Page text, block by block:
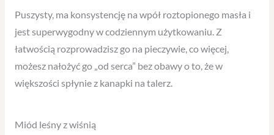
Puszysty, ma konsystencję na wpół roztopionego masła i
jest superwygodny w codziennym użytkowaniu. Z
łatwością rozprowadzisz go na pieczywie, co więcej,
możesz nałożyć go „od serca” bez obawy o to, że w
większości spłynie z kanapki na talerz.
Miód leśny z wiśnią